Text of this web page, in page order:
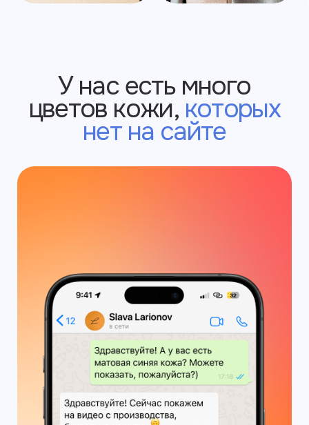
©2025 ИП Ларионов Вячеслав Владимирович
ИНН: 550517616144
г. Санкт-Петербург